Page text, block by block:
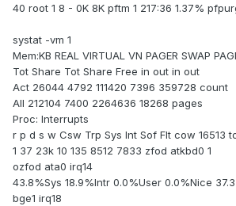
40 root 1 8 - 0K 8K pftm 1 217:36 1.37%
systat -vm 1
Mem:KB REAL VIRTUAL VN PAGER SWAP
Tot Share Tot Share Free in out in out
Act 26044 4792 111420 7396 359728 count
All 212104 7400 2264636 18268 pages
Proc: Interrupts
r p d s w Csw Trp Sys Int Sof Flt cow 16513
1 37 23k 10 135 8512 7833 zfod atkbd0 1
ozfod ata0 irq14
43.8%Sys 18.9%Intr 0.0%User 0.0%Nice
bge1 irq18